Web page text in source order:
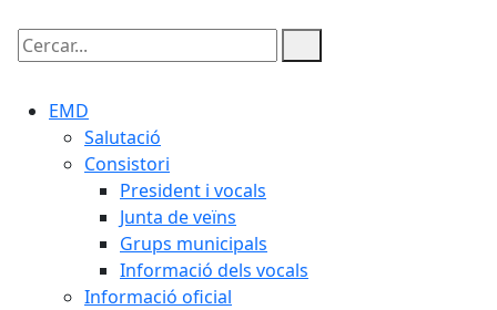
Cercar:
EMD
Salutació
Consistori
President i vocals
Junta de veïns
Grups municipals
Informació dels vocals
Informació oficial